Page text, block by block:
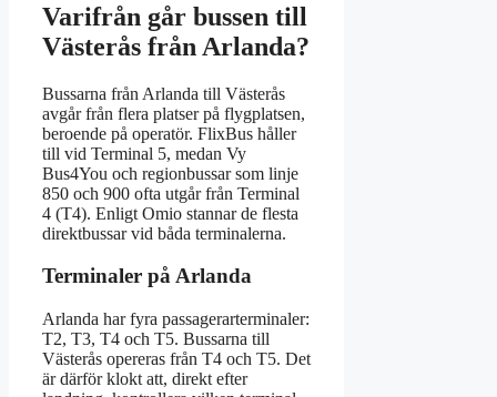
Varifrån går bussen till
Västerås från Arlanda?
Bussarna från Arlanda till Västerås
avgår från flera platser på flygplatsen,
beroende på operatör. FlixBus håller
till vid Terminal 5, medan Vy
Bus4You och regionbussar som linje
850 och 900 ofta utgår från Terminal
4 (T4). Enligt Omio stannar de flesta
direktbussar vid båda terminalerna.
Terminaler på Arlanda
Arlanda har fyra passagerarterminaler:
T2, T3, T4 och T5. Bussarna till
Västerås opereras från T4 och T5. Det
är därför klokt att, direkt efter